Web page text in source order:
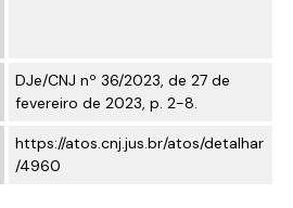
DJe/CNJ nº 36/2023, de 27 de
fevereiro de 2023, p. 2-8.
https://atos.cnj.jus.br/atos/detalhar
/4960